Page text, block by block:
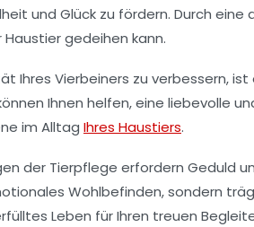
und Glück zu fördern. Durch
Haustier gedeihen kann.
Ihres Vierbeiners zu verbessern,
Ihnen helfen, eine liebevolle
im Alltag Ihres Haustiers.
der Tierpflege erfordern Geduld
Wohlbefinden, sondern
Leben für Ihren treuen